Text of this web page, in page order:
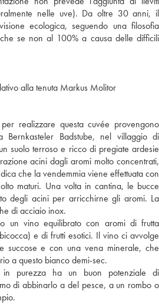
nelle uve). Da oltre 30 anni, il
ecologica, seguendo una filosofia
se non al 100% a causa delle difficili
alla tenuta Markus Molitor
realizzare questa cuvée provengono
Badstube, nel villaggio di
suolo terroso e ricco di pregiate ardesie
acini dagli aromi molto concentrati,
che la vendemmia viene effettuata con
maturi. Una volta in cantina, le bucce
degli acini per arricchirne gli aromi. La
di acciaio inox.
un vino equilibrato con aromi di frutta
e di frutti esotici. Il vino ci avvolge
succose e con una vena minerale, che
a questo bianco demi-sec.
in purezza ha un buon potenziale di
di abbinarlo a del pesce, a un rombo o